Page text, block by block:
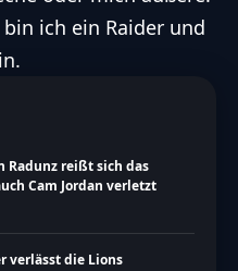
ich ein Raider und
Radunz reißt sich das
Cam Jordan verletzt
verlässt die Lions